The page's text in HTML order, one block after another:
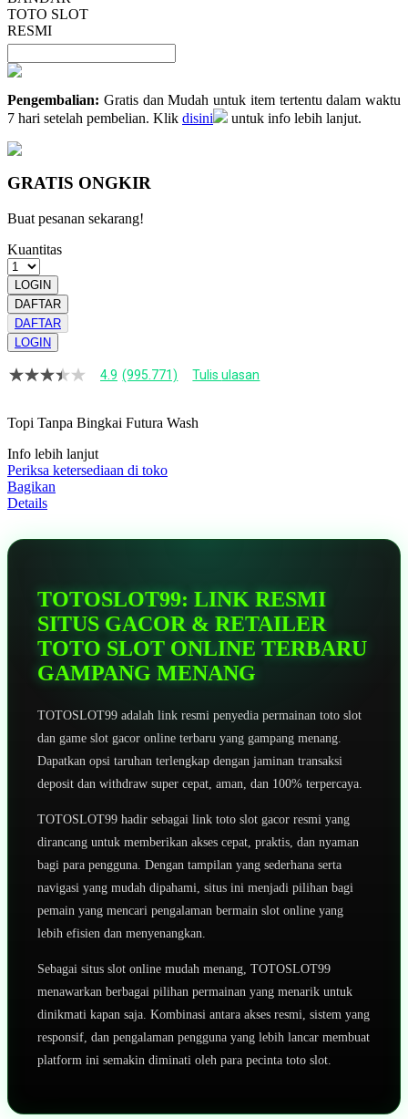
TOTO SLOT
RESMI
Pengembalian: Gratis dan Mudah untuk item tertentu dalam waktu
7 hari setelah pembelian. Klik disini untuk info lebih lanjut.
GRATIS ONGKIR
Buat pesanan sekarang!
Kuantitas
LOGIN
DAFTAR
DAFTAR
LOGIN
4.9
bintang,
rating
rata-
rata.
Read
13
Tautan
4.9 (995.771) Tulis ulasan
Topi Tanpa Bingkai Futura Wash
Info lebih lanjut
Periksa ketersediaan di toko
Bagikan
Details
TOTOSLOT99: LINK RESMI
SITUS GACOR & RETAILER
TOTO SLOT ONLINE TERBARU
GAMPANG MENANG
TOTOSLOT99 adalah link resmi penyedia permainan toto slot
dan game slot gacor online terbaru yang gampang menang.
Dapatkan opsi taruhan terlengkap dengan jaminan transaksi
deposit dan withdraw super cepat, aman, dan 100% terpercaya.
TOTOSLOT99 hadir sebagai link toto slot gacor resmi yang
dirancang untuk memberikan akses cepat, praktis, dan nyaman
bagi para pengguna. Dengan tampilan yang sederhana serta
navigasi yang mudah dipahami, situs ini menjadi pilihan bagi
pemain yang mencari pengalaman bermain slot online yang
lebih efisien dan menyenangkan.
Sebagai situs slot online mudah menang, TOTOSLOT99
menawarkan berbagai pilihan permainan yang menarik untuk
dinikmati kapan saja. Kombinasi antara akses resmi, sistem yang
responsif, dan pengalaman pengguna yang lebih lancar membuat
platform ini semakin diminati oleh para pecinta toto slot.